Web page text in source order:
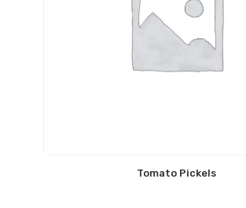
Tomato Pickels